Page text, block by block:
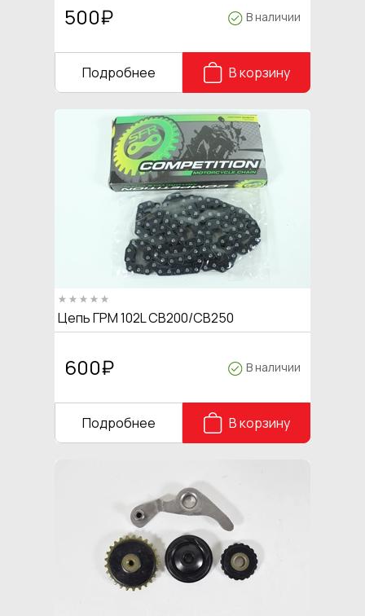
500₽ В наличии
Подробнее В корзину
Цепь ГРМ 102L CB200/CB250
600₽ В наличии
Подробнее В корзину